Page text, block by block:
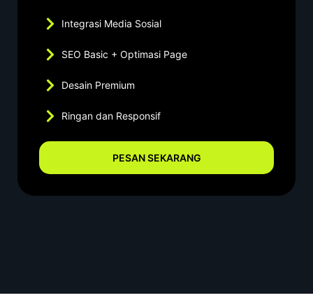
Integrasi Media Sosial
SEO Basic + Optimasi Page
Desain Premium
Ringan dan Responsif
PESAN SEKARANG